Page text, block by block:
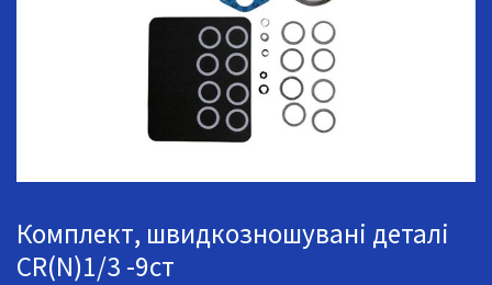
Комплект, швидкозношувані деталі
CR(N)1/3 -9ст